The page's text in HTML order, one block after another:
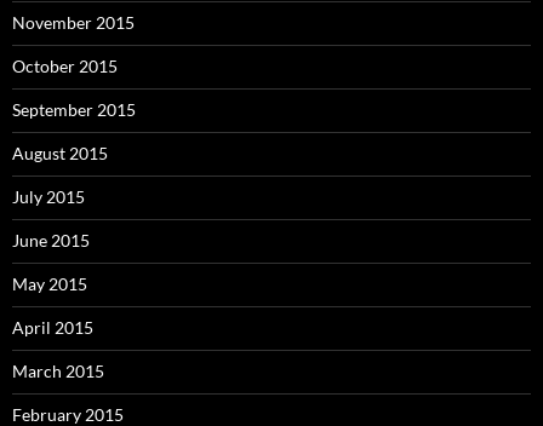
November 2015
October 2015
September 2015
August 2015
July 2015
June 2015
May 2015
April 2015
March 2015
February 2015